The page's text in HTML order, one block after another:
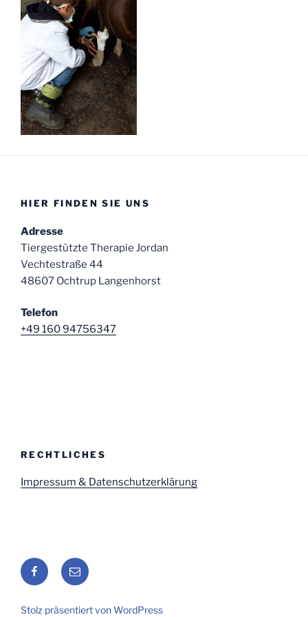
HIER FINDEN SIE UNS
Adresse
Tiergestützte Therapie Jordan
Vechtestraße 44
48607 Ochtrup Langenhorst
Telefon
+49 160 94756347
RECHTLICHES
Impressum & Datenschutzerklärung
Facebook
E-
Mail
Stolz präsentiert von WordPress